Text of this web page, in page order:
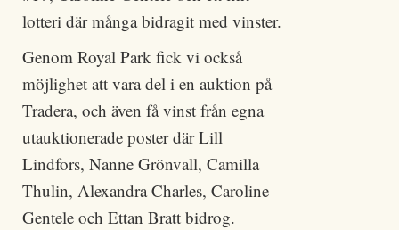
lotteri där många bidragit med vinster.
Genom Royal Park fick vi också
möjlighet att vara del i en auktion på
Tradera, och även få vinst från egna
utauktionerade poster där Lill
Lindfors, Nanne Grönvall, Camilla
Thulin, Alexandra Charles, Caroline
Gentele och Ettan Bratt bidrog.